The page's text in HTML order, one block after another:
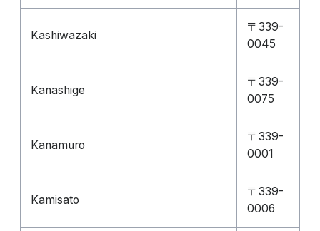
Kashiwazaki
〒339-
0045
Kanashige
〒339-
0075
Kanamuro
〒339-
0001
Kamisato
〒339-
0006